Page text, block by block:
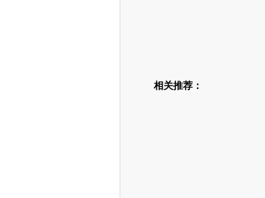
相关推荐：